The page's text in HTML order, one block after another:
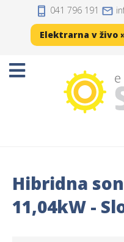
Domov
Sončne elektrarne
Solarni akumulatorji
041 796 191
Elektrarna v živo
Hibridna
11,04kW -